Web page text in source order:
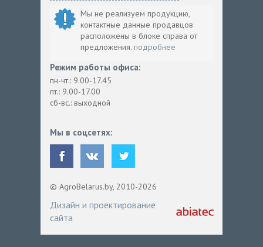
Мы не реализуем продукцию,
контактные данные продавцов
расположены в блоке справа от
предложения. подробнее
Режим работы офиса:
пн-чт.: 9.00-17.45
пт.: 9.00-17.00
сб-вс.: выходной
Мы в соцсетях:
© AgroBelarus.by, 2010-2026
Дизайн и проектирование
сайта